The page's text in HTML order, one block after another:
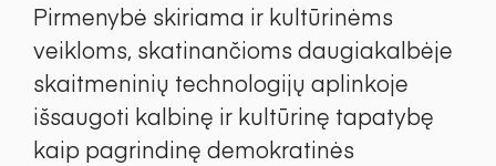
Pirmenybė skiriama ir kultūrinėms
veikloms, skatinančioms daugiakalbėje
skaitmeninių technologijų aplinkoje
išsaugoti kalbinę ir kultūrinę tapatybę
kaip pagrindinę demokratinės